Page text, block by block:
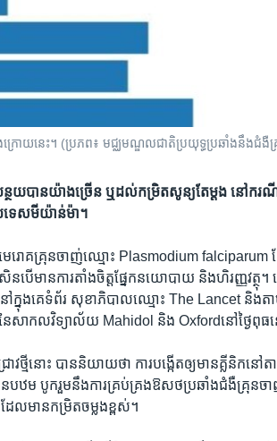
ក្រោយ​នេះ។ (ប្រភព៖ ​មជ្ឈមណ្ឌល​ជាតិ​ប្រយុទ្ធ​ប្រឆាំង​នឹង​ជំ
ន្ថយ​បាន​យ៉ាង​ច្រើន​ ឬ​ដល់កម្រិត​សូន្យ​តែ​ម្ដង​​ នៅ​ករណី​
ទេស​មីយ៉ាន់ម៉ា។
រោគ​គ្រុនចាញ់​ឈ្មោះ​ Plasmodium falciparum
បើ​មានការ​តាំងចិត្ត​ផ្នែក​នយោបាយ និង​ហិរញ្ញវត្ថុ​។
ៅ​ក្នុង​គេ​ទំព័រ​ សុខាភិបាល​ឈ្មោះ​ The Lancet និង​ត
ៃ​សាកល​វិទ្យាល័យ​ Mahidol ​និង​ Oxfordនៅ​ថ្ងៃ​ពុធ​ន
រាវ​ថ្មី​នោះ​ បាន​និយាយ​ថា​ ការ​បង្កើតឲ្យ​មា​ន​គ្លីនិក​ន
ាន​បឋម​ បូករួម​នឹង​ការ​គ្រប់​គ្រង​ឱសថ​ប្រឆាំង​ជំងឺគ្រុនច
ល​មាន​កម្រិត​ចម្លង​ខ្ពស់។